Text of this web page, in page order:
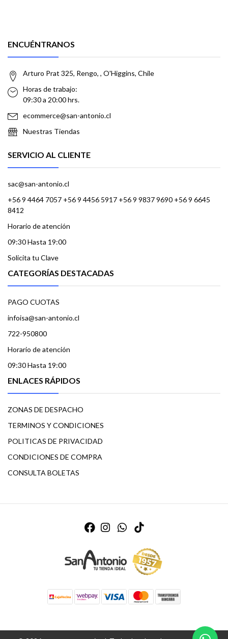
ENCUÉNTRANOS
Arturo Prat 325, Rengo, , O'Higgins, Chile
Horas de trabajo:
09:30 a 20:00 hrs.
ecommerce@san-antonio.cl
Nuestras Tiendas
SERVICIO AL CLIENTE
sac@san-antonio.cl
+56 9 4464 7057 +56 9 4456 5917 +56 9 9837 9690 +56 9 6645
8412
Horario de atención
09:30 Hasta 19:00
Solicita tu Clave
CATEGORÍAS DESTACADAS
PAGO CUOTAS
infoisa@san-antonio.cl
722-950800
Horario de atención
09:30 Hasta 19:00
ENLACES RÁPIDOS
ZONAS DE DESPACHO
TERMINOS Y CONDICIONES
POLITICAS DE PRIVACIDAD
CONDICIONES DE COMPRA
CONSULTA BOLETAS